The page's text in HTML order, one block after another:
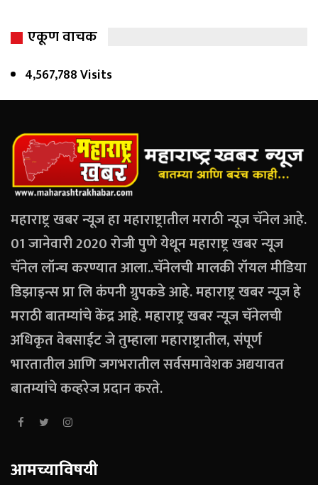
एकूण वाचक
4,567,788 Visits
महाराष्ट्र खबर न्यूज हा महाराष्ट्रातील मराठी न्यूज चॅनेल आहे.
01 जानेवारी 2020 रोजी पुणे येथून महाराष्ट्र खबर न्यूज
चॅनेल लॉन्च करण्यात आला..चॅनेलची मालकी रॉयल मीडिया
डिझाइन्स प्रा लि कंपनी ग्रुपकडे आहे. महाराष्ट्र खबर न्यूज हे
मराठी बातम्यांचे केंद्र आहे. महाराष्ट्र खबर न्यूज चॅनेलची
अधिकृत वेबसाईट जे तुम्हाला महाराष्ट्रातील, संपूर्ण
भारतातील आणि जगभरातील सर्वसमावेशक अद्ययावत
बातम्यांचे कव्हरेज प्रदान करते.
आमच्याविषयी